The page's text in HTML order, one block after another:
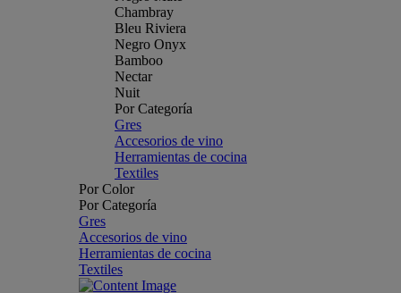
Chambray
Bleu Riviera
Negro Onyx
Bamboo
Nectar
Nuit
Por Categoría
Gres
Accesorios de vino
Herramientas de cocina
Textiles
Por Color
Por Categoría
Gres
Accesorios de vino
Herramientas de cocina
Textiles